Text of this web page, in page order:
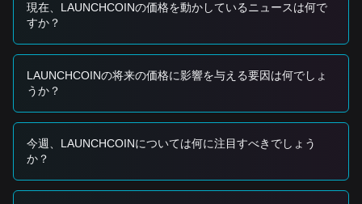
ートークンの保有者に不確実性が生まれています。
• 法的・ガバナンス懸念：
資金処理をめぐる疑惑により、投資家の信頼が大きく損なわ
れ、パニック売りが引き起こされました。
• Solanaエコシステムのダイナミクス：Solanaベースのラン
チャープラットフォームトークンとして、そのパフォーマン
トレードシグナル
現在の技術構造と市場モメンタムに基づき、以下のトレード
現在、LAUNCHCOINの価格を動かしているニュースは何で
すか？
LAUNCHCOINの将来の価格に影響を与える要因は何でしょ
うか？
今週、LAUNCHCOINについては何に注目すべきでしょう
か？